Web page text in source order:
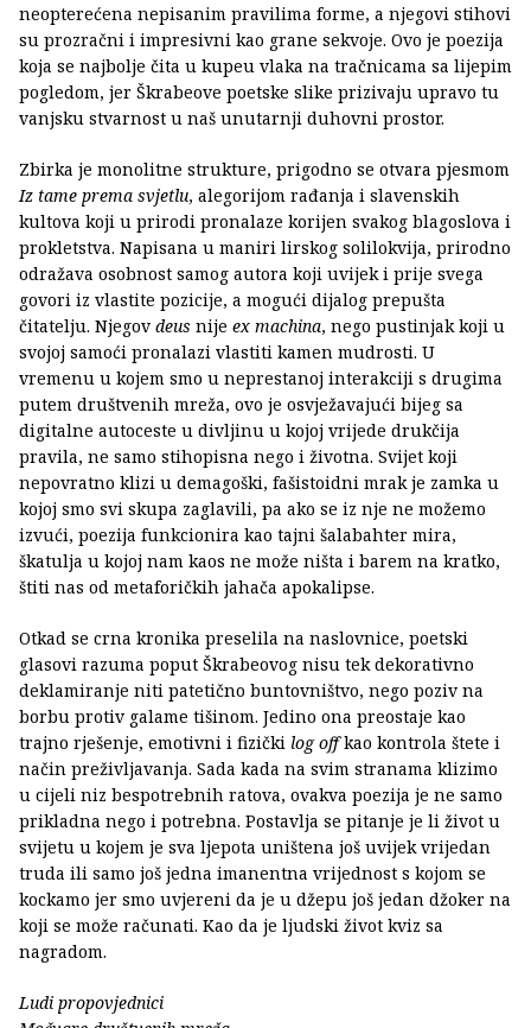
neopterećena nepisanim pravilima forme, a njegovi stihovi
su prozračni i impresivni kao grane sekvoje. Ovo je poezija
koja se najbolje čita u kupeu vlaka na tračnicama sa lijepim
pogledom, jer Škrabeove poetske slike prizivaju upravo tu
vanjsku stvarnost u naš unutarnji duhovni prostor.
Zbirka je monolitne strukture, prigodno se otvara pjesmom
Iz tame prema svjetlu, alegorijom rađanja i slavenskih
kultova koji u prirodi pronalaze korijen svakog blagoslova i
prokletstva. Napisana u maniri lirskog solilokvija, prirodno
odražava osobnost samog autora koji uvijek i prije svega
govori iz vlastite pozicije, a mogući dijalog prepušta
čitatelju. Njegov deus nije ex machina, nego pustinjak koji u
svojoj samoći pronalazi vlastiti kamen mudrosti. U
vremenu u kojem smo u neprestanoj interakciji s drugima
putem društvenih mreža, ovo je osvježavajući bijeg sa
digitalne autoceste u divljinu u kojoj vrijede drukčija
pravila, ne samo stihopisna nego i životna. Svijet koji
nepovratno klizi u demagoški, fašistoidni mrak je zamka u
kojoj smo svi skupa zaglavili, pa ako se iz nje ne možemo
izvući, poezija funkcionira kao tajni šalabahter mira,
škatulja u kojoj nam kaos ne može ništa i barem na kratko,
štiti nas od metaforičkih jahača apokalipse.
Otkad se crna kronika preselila na naslovnice, poetski
glasovi razuma poput Škrabeovog nisu tek dekorativno
deklamiranje niti patetično buntovništvo, nego poziv na
borbu protiv galame tišinom. Jedino ona preostaje kao
trajno rješenje, emotivni i fizički log offkao kontrola štete i
način preživljavanja. Sada kada na svim stranama klizimo
u cijeli niz bespotrebnih ratova, ovakva poezija je ne samo
prikladna nego i potrebna. Postavlja se pitanje je li život u
svijetu u kojem je sva ljepota uništena još uvijek vrijedan
truda ili samo još jedna imanentna vrijednost s kojom se
kockamo jer smo uvjereni da je u džepu još jedan džoker na
koji se može računati. Kao da je ljudski život kviz sa
nagradom.
Ludi propovjednici